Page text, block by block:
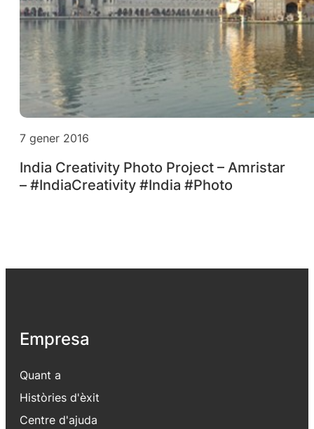
7 gener 2016
India Creativity Photo Project – Amristar
– #IndiaCreativity #India #Photo
Empresa
Quant a
Històries d'èxit
Centre d'ajuda